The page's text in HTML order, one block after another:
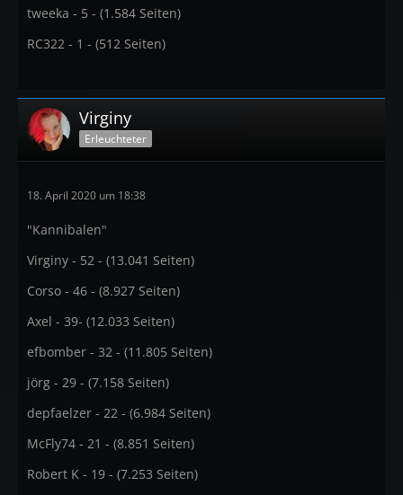
tweeka - 5 - (1.584 Seiten)
RC322 - 1 - (512 Seiten)
Virginy
Erleuchteter
18. April 2020 um 18:38
"Kannibalen"
Virginy - 52 - (13.041 Seiten)
Corso - 46 - (8.927 Seiten)
Axel - 39- (12.033 Seiten)
efbomber - 32 - (11.805 Seiten)
jörg - 29 - (7.158 Seiten)
depfaelzer - 22 - (6.984 Seiten)
McFly74 - 21 - (8.851 Seiten)
Robert K - 19 - (7.253 Seiten)